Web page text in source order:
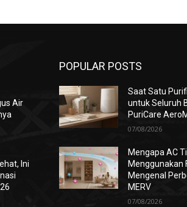
Air
Ini
POPULAR POSTS
Saat Satu
untuk Seluruh
PuriCare
07/08/2026
Mengapa AC
Menggunakan
Mengenal
MERV
07/08/2026